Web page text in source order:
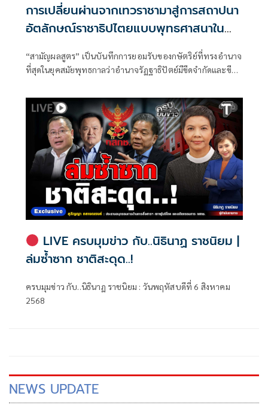
การเปลี่ยนผ่านจากเทวราชามาสู่การสถาปนา
อัตลักษณ์ราชาธิปไตยแบบพุทธศาสนาใน
พระไตรปิฏก : สามัญผลสูตรในฐานะทฤษฎี
ขีดจำกัดของอำนาจรัฐเหนือแรงงานและ
ทรัพย์สิน
“สามัญผลสูตร” เป็นบันทึกการยอมรับของกษัตริย์ที่ทรงอำนาจ
ที่สุดในยุคสมัยพุทธกาลว่าอำนาจรัฏฐาธิปัตย์มีขีดจำกัดและขีด
LIVE ครบมุมข่าว กับ..นิธินาฏ ราชนิยม |
ล่มซ้ำซาก ชาติสะดุด..!
ครบมุมข่าว กับ..นิธินาฏ ราชนิยม : วันพฤหัสบดีที่ 6 สิงหาคม
2568
NEWS UPDATE